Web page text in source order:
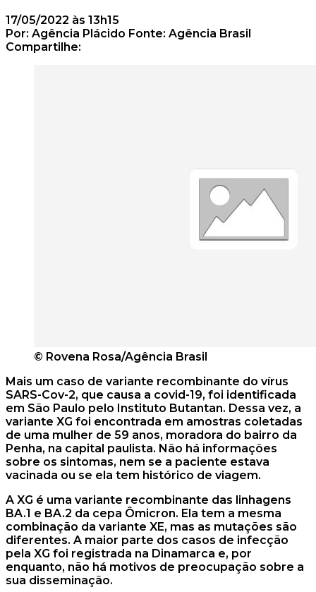
17/05/2022 às 13h15
Por: Agência Plácido Fonte: Agência Brasil
Compartilhe:
© Rovena Rosa/Agência Brasil
Mais um caso de variante recombinante do vírus
SARS-Cov-2, que causa a covid-19, foi identificada
em São Paulo pelo Instituto Butantan. Dessa vez, a
variante XG foi encontrada em amostras coletadas
de uma mulher de 59 anos, moradora do bairro da
Penha, na capital paulista. Não há informações
sobre os sintomas, nem se a paciente estava
vacinada ou se ela tem histórico de viagem.
A XG é uma variante recombinante das linhagens
BA.1 e BA.2 da cepa Ômicron. Ela tem a mesma
combinação da variante XE, mas as mutações são
diferentes. A maior parte dos casos de infecção
pela XG foi registrada na Dinamarca e, por
enquanto, não há motivos de preocupação sobre a
sua disseminação.